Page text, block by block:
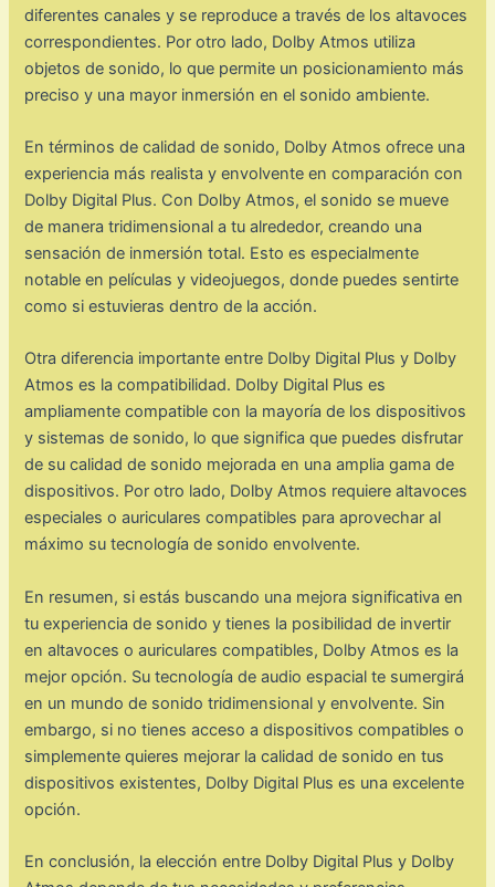
diferentes canales y se reproduce a través de los altavoces
correspondientes. Por otro lado, Dolby Atmos utiliza
objetos de sonido, lo que permite un posicionamiento más
preciso y una mayor inmersión en el sonido ambiente.
En términos de calidad de sonido, Dolby Atmos ofrece una
experiencia más realista y envolvente en comparación con
Dolby Digital Plus. Con Dolby Atmos, el sonido se mueve
de manera tridimensional a tu alrededor, creando una
sensación de inmersión total. Esto es especialmente
notable en películas y videojuegos, donde puedes sentirte
como si estuvieras dentro de la acción.
Otra diferencia importante entre Dolby Digital Plus y Dolby
Atmos es la compatibilidad. Dolby Digital Plus es
ampliamente compatible con la mayoría de los dispositivos
y sistemas de sonido, lo que significa que puedes disfrutar
de su calidad de sonido mejorada en una amplia gama de
dispositivos. Por otro lado, Dolby Atmos requiere altavoces
especiales o auriculares compatibles para aprovechar al
máximo su tecnología de sonido envolvente.
En resumen, si estás buscando una mejora significativa en
tu experiencia de sonido y tienes la posibilidad de invertir
en altavoces o auriculares compatibles, Dolby Atmos es la
mejor opción. Su tecnología de audio espacial te sumergirá
en un mundo de sonido tridimensional y envolvente. Sin
embargo, si no tienes acceso a dispositivos compatibles o
simplemente quieres mejorar la calidad de sonido en tus
dispositivos existentes, Dolby Digital Plus es una excelente
opción.
En conclusión, la elección entre Dolby Digital Plus y Dolby